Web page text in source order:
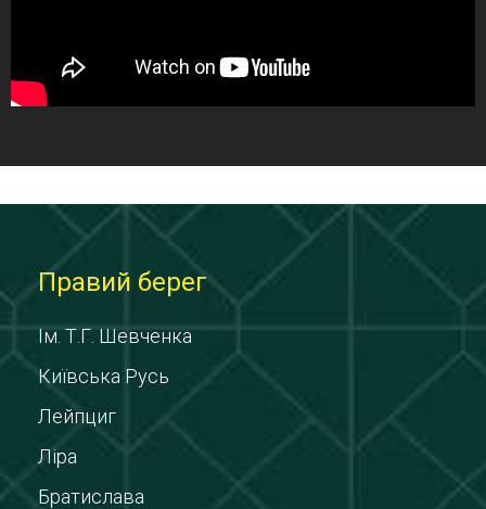
Правий берег
Ім. Т.Г. Шевченка
Київська Русь
Лейпциг
Ліра
Братислава